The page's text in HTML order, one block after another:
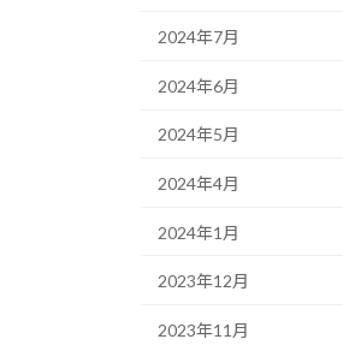
2024年7月
2024年6月
2024年5月
2024年4月
2024年1月
2023年12月
2023年11月